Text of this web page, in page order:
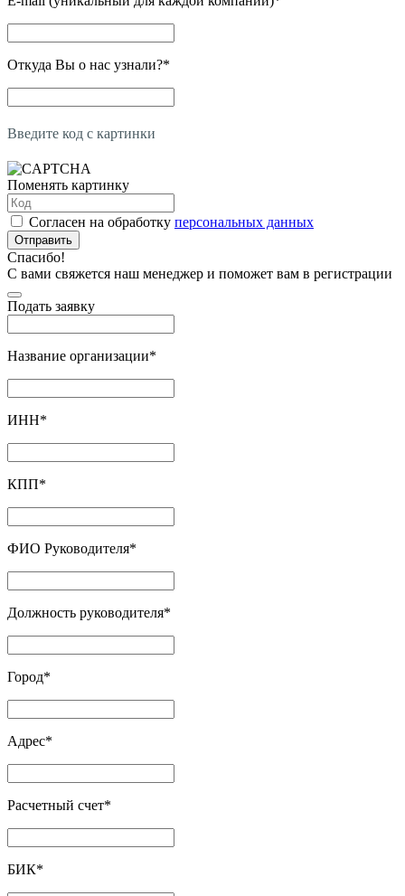
Откуда Вы о нас узнали?*
Введите код с картинки
Поменять картинку
Согласен на обработку персональных данных
Отправить
Спасибо!
С вами свяжется наш менеджер и поможет вам в регистрации
Подать заявку
Название организации*
ИНН*
КПП*
ФИО Руководителя*
Должность руководителя*
Город*
Адрес*
Расчетный счет*
БИК*